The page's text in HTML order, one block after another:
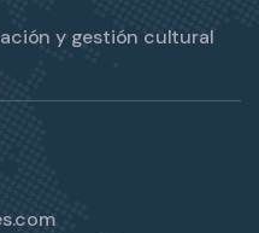
y gestión cultural